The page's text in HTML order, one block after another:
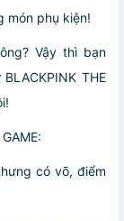
món phụ kiện!
Vậy thì bạn
THE
có võ, điểm